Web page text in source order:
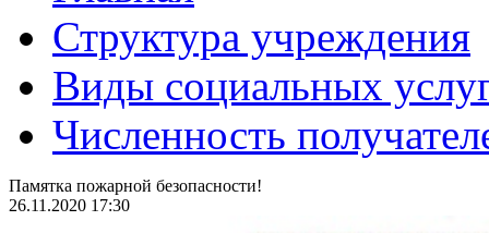
Структура учреждения
Виды социальных
Численность
Памятка пожарной безопасности!
26.11.2020 17:30